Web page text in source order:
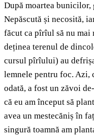
După moartea bunicilor,
Nepăscută și necosită,
făcut ca pîrîul să nu mai
deținea terenul de
cursul pîrîului) au
lemnele pentru foc. Azi,
odată, a fost un zăvoi
că eu am început să
avea un mestecăniș în
singură toamnă am